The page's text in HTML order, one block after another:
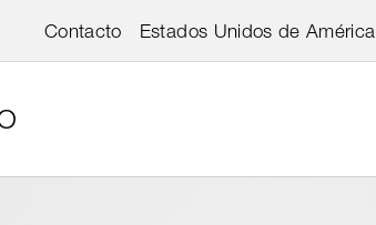
Contacto Estados Unidos de América